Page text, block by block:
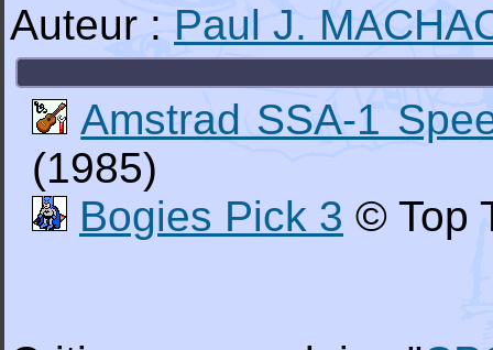
Auteur : Paul J.
Amstrad SSA-1
(1985)
Bogies Pick 3 © Top